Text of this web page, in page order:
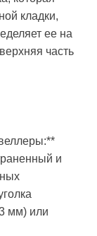
кладки,
ее на
часть
и
мм) или